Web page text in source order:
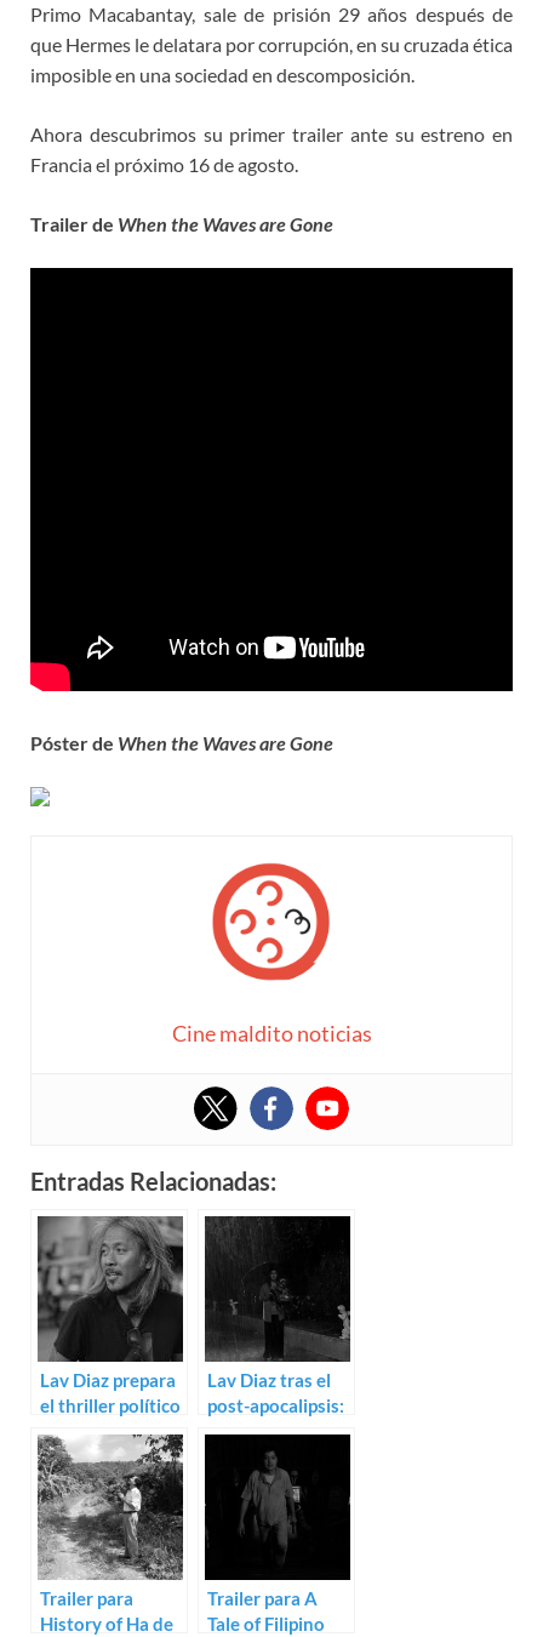
Primo Macabantay, sale de prisión 29 años después de
que Hermes le delatara por corrupción, en su cruzada ética
imposible en una sociedad en descomposición.
Ahora descubrimos su primer trailer ante su estreno en
Francia el próximo 16 de agosto.
Trailer de When the Waves are Gone
Póster de When the Waves are Gone
Cine maldito noticias
Entradas Relacionadas:
Lav Diaz prepara
el thriller político
2019
Lav Diaz tras el
post-apocalipsis:
Trailer de Halte
Trailer para
History of Ha de
Trailer para A
Tale of Filipino